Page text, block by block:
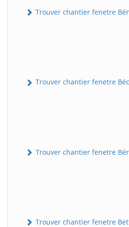
Trouver chantier fenetre
Trouver chantier fenetre
Trouver chantier fenetre
Trouver chantier fenetre